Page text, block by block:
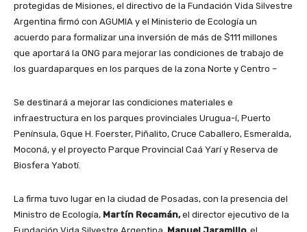
protegidas de Misiones, el directivo de la Fundación Vida Silvestre
Argentina firmó con AGUMIA y el Ministerio de Ecología un
acuerdo para formalizar una inversión de más de $111 millones
que aportará la ONG para mejorar las condiciones de trabajo de
los guardaparques en los parques de la zona Norte y Centro –
Se destinará a mejorar las condiciones materiales e
infraestructura en los parques provinciales Urugua-í, Puerto
Península, Gque H. Foerster, Piñalito, Cruce Caballero, Esmeralda,
Moconá, y el proyecto Parque Provincial Caá Yarí y Reserva de
Biosfera Yabotí.
La firma tuvo lugar en la ciudad de Posadas, con la presencia del
Ministro de Ecología, Martín Recamán,el director ejecutivo de la